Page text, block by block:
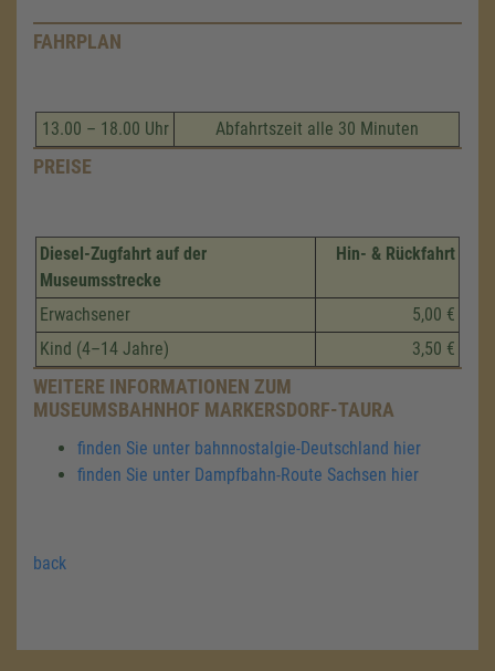
FAHRPLAN
13.00 – 18.00 Uhr Abfahrtszeit alle 30 Minuten
PREISE
Diesel-Zugfahrt auf der
Museumsstrecke
Hin- & Rückfahrt
Erwachsener
5,00 €
Kind (4–14 Jahre)
3,50 €
WEITERE INFORMATIONEN ZUM
MUSEUMSBAHNHOF MARKERSDORF-TAURA
finden Sie unter bahnnostalgie-Deutschland hier
finden Sie unter Dampfbahn-Route Sachsen hier
back